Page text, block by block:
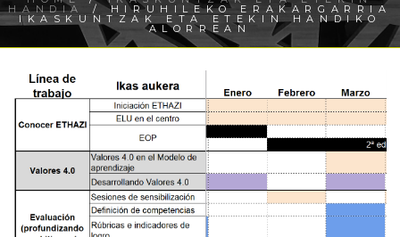
HANDIA / HIRUHILEKO ERAKARGARRIA
IKASKUNTZAK ETA ETEKIN HANDIKO
ALORREAN